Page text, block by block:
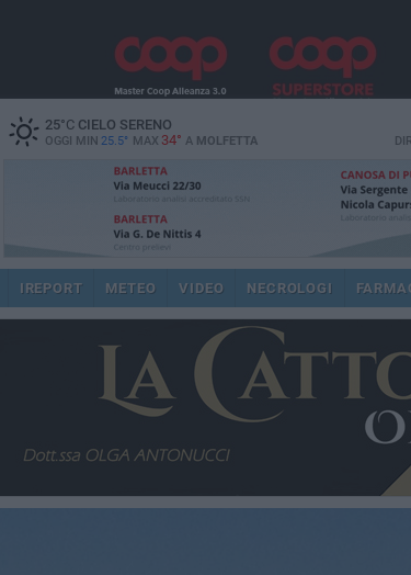
25°CCIELO SERENO
OGGI MIN 25.5° MAX 34° A MOLFETTA
IREPORT METEO VIDEO NECROLOGI